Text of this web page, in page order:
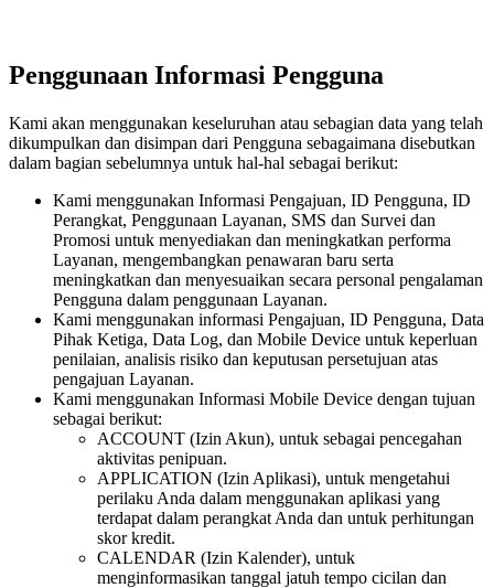
Penggunaan Informasi Pengguna
Kami akan menggunakan keseluruhan atau sebagian data yang telah
dikumpulkan dan disimpan dari Pengguna sebagaimana disebutkan
dalam bagian sebelumnya untuk hal-hal sebagai berikut:
Kami menggunakan Informasi Pengajuan, ID Pengguna, ID
Perangkat, Penggunaan Layanan, SMS dan Survei dan
Promosi untuk menyediakan dan meningkatkan performa
Layanan, mengembangkan penawaran baru serta
meningkatkan dan menyesuaikan secara personal pengalaman
Pengguna dalam penggunaan Layanan.
Kami menggunakan informasi Pengajuan, ID Pengguna, Data
Pihak Ketiga, Data Log, dan Mobile Device untuk keperluan
penilaian, analisis risiko dan keputusan persetujuan atas
pengajuan Layanan.
Kami menggunakan Informasi Mobile Device dengan tujuan
sebagai berikut:
ACCOUNT (Izin Akun), untuk sebagai pencegahan
aktivitas penipuan.
APPLICATION (Izin Aplikasi), untuk mengetahui
perilaku Anda dalam menggunakan aplikasi yang
terdapat dalam perangkat Anda dan untuk perhitungan
skor kredit.
CALENDAR (Izin Kalender), untuk
menginformasikan tanggal jatuh tempo cicilan dan